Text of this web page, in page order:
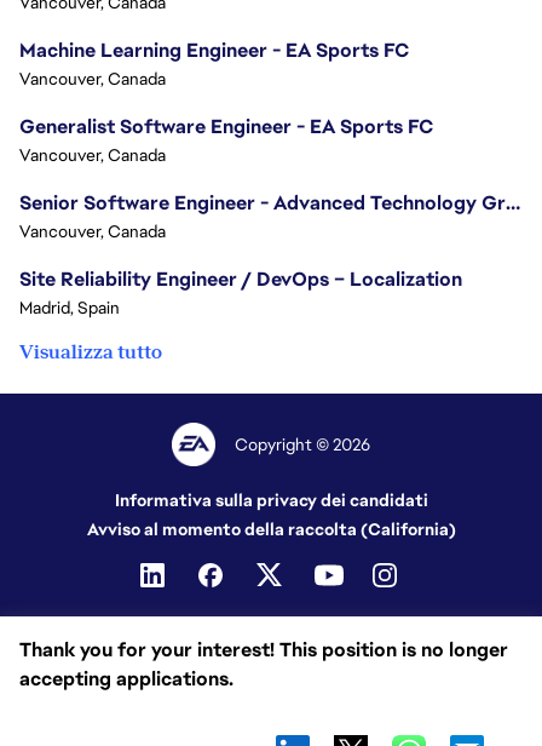
Thank you for your interest! This position is no longer
accepting applications.
Machine Learning Engineer - EA Sports FC
Vancouver, Canada
Generalist Software Engineer - EA Sports FC
Vancouver, Canada
Senior Software Engineer - Advanced Technology Group
Vancouver, Canada
Site Reliability Engineer / DevOps – Localization
Madrid, Spain
Visualizza tutto
Copyright © 2026
Informativa sulla privacy dei candidati
Avviso al momento della raccolta (California)